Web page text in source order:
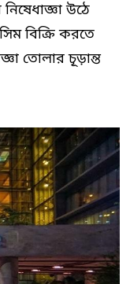
উঠে
বিক্রি করতে
তোলার চূড়ান্ত